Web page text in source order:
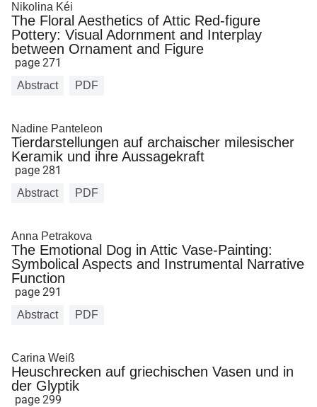
Nikolina Kéi
The Floral Aesthetics of Attic Red-figure
Pottery: Visual Adornment and Interplay
between Ornament and Figure
page 271
Abstract PDF
Nadine Panteleon
Tierdarstellungen auf archaischer milesischer
Keramik und ihre Aussagekraft
page 281
Abstract PDF
Anna Petrakova
The Emotional Dog in Attic Vase-Painting:
Symbolical Aspects and Instrumental Narrative
Function
page 291
Abstract PDF
Carina Weiß
Heuschrecken auf griechischen Vasen und in
der Glyptik
page 299